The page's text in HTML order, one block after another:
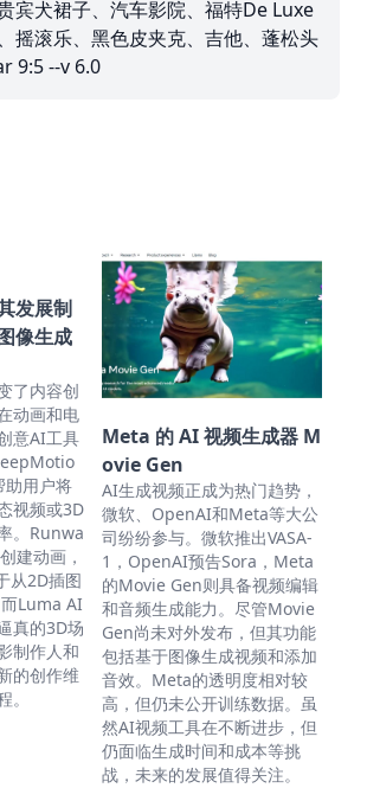
宾犬裙子、汽车影院、福特De Luxe
摇滚乐、黑色皮夹克、吉他、蓬松头
9:5 --v 6.0
发展制
像生成
了内容创
动画和电
意AI工具
用户将
视频或3D
。Runwa
建动画，
从2D插图
Luma AI
真的3D场
制作人和
的创作维
Meta 的 AI 视频生成器 M
ovie Gen
AI生成视频正成为热门趋势，
微软、OpenAI和Meta等大公
司纷纷参与。微软推出VASA-
1，OpenAI预告Sora，Meta
的Movie Gen则具备视频编辑
和音频生成能力。尽管Movie
Gen尚未对外发布，但其功能
包括基于图像生成视频和添加
音效。Meta的透明度相对较
高，但仍未公开训练数据。虽
然AI视频工具在不断进步，但
仍面临生成时间和成本等挑
战，未来的发展值得关注。